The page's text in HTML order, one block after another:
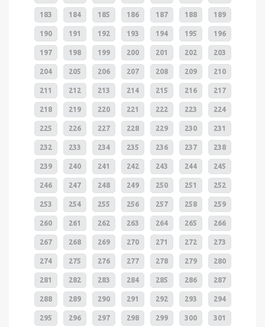
183 184 185 186 187 188 189
190 191 192 193 194 195 196
197 198 199 200 201 202 203
204 205 206 207 208 209 210
211 212 213 214 215 216 217
218 219 220 221 222 223 224
225 226 227 228 229 230 231
232 233 234 235 236 237 238
239 240 241 242 243 244 245
246 247 248 249 250 251 252
253 254 255 256 257 258 259
260 261 262 263 264 265 266
267 268 269 270 271 272 273
274 275 276 277 278 279 280
281 282 283 284 285 286 287
288 289 290 291 292 293 294
295 296 297 298 299 300 301